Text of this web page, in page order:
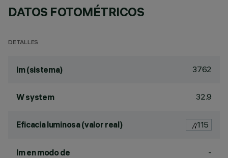
DATOS FOTOMÉTRICOS
DETALLES
lm (sistema) 3762
W system 32.9
Eficacia luminosa (valor real) 115
lm en modo de
-